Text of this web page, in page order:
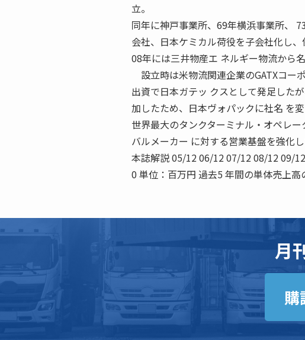
立。
同年に神戸事業所、69年横浜事業所、
会社、日本ケミカル荷役を子会社化し
08年には三井物産エ ネルギー物流から
設立時は米物流関連企業のGATXコー
出資で日本ガテッ クスとして発足した
加したため、日本ヴォパックに社名 を変
世界最大のタンクターミナル・オペレ
バルメーカー に対する営業基盤を強化し
本誌解説 05/12 06/12 07/12 08/12 09/
0 単位：百万円 過去5 年間の単体売上高
月
購